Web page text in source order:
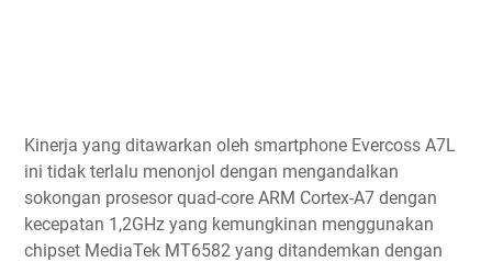
Kinerja yang ditawarkan oleh smartphone Evercoss A7L
ini tidak terlalu menonjol dengan mengandalkan
sokongan prosesor quad-core ARM Cortex-A7 dengan
kecepatan 1,2GHz yang kemungkinan menggunakan
chipset MediaTek MT6582 yang ditandemkan dengan